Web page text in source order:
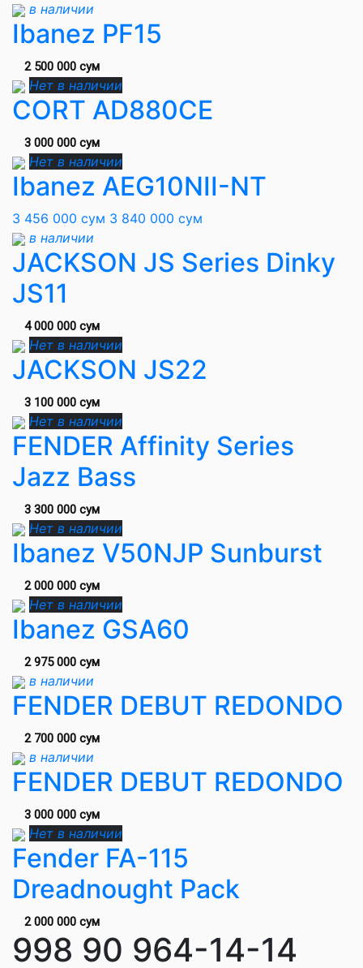
в наличии
Ibanez PF15
2 500 000 сум
Нет в наличии
CORT AD880CE
3 000 000 сум
Нет в наличии
Ibanez AEG10NII-NT
3 456 000 сум 3 840 000 сум
в наличии
JACKSON JS Series Dinky
JS11
4 000 000 сум
Нет в наличии
JACKSON JS22
3 100 000 сум
Нет в наличии
FENDER Affinity Series
Jazz Bass
3 300 000 сум
Нет в наличии
Ibanez V50NJP Sunburst
2 000 000 сум
Нет в наличии
Ibanez GSA60
2 975 000 сум
в наличии
FENDER DEBUT REDONDO
2 700 000 сум
в наличии
FENDER DEBUT REDONDO
3 000 000 сум
Нет в наличии
Fender FA-115
Dreadnought Pack
2 000 000 сум
998 90 964-14-14